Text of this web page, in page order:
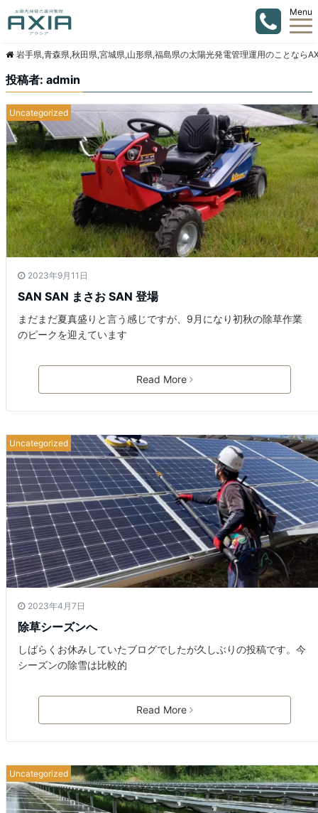
Menu
岩手県,青森県,秋田県,宮城県,山形県,福島県の太陽光発電管理運用のことなら
投稿者: admin
Uncategorized
2023年9月11日
SAN SAN まさお SAN 登場
まだまだ夏真盛りと言う感じですが、9月になり初秋の除草作業
のピークを迎えています
Read More
Uncategorized
2023年4月7日
除草シーズンへ
しばらくお休みしていたブログでしたが久しぶりの投稿です。今
シーズンの除雪は比較的
Read More
Uncategorized